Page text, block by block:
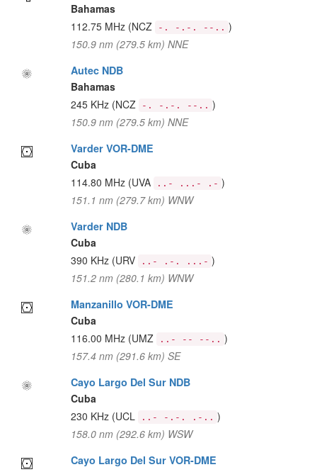
Bahamas
112.75 MHz (NCZ -. -.-. --.. )
150.9 nm (279.5 km) NNE
Autec NDB
Bahamas
245 KHz (NCZ -. -.-. --.. )
150.9 nm (279.5 km) NNE
Varder VOR-DME
Cuba
114.80 MHz (UVA ..- ...- .- )
151.1 nm (279.7 km) WNW
Varder NDB
Cuba
390 KHz (URV ..- .-. ...- )
151.2 nm (280.1 km) WNW
Manzanillo VOR-DME
Cuba
116.00 MHz (UMZ ..- -- --.. )
157.4 nm (291.6 km) SE
Cayo Largo Del Sur NDB
Cuba
230 KHz (UCL ..- -.-. .-.. )
158.0 nm (292.6 km) WSW
Cayo Largo Del Sur VOR-DME